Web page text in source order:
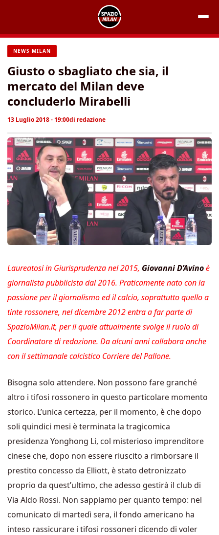
contenuto
NEWS MILAN
Giusto o sbagliato che sia, il
mercato del Milan deve
concluderlo Mirabelli
13 Luglio 2018 - 19:00di redazione
Laureatosi in Giurisprudenza nel 2015, Giovanni D’Avinoè
giornalista pubblicista dal 2016. Praticamente nato con la
passione per il giornalismo ed il calcio, soprattutto quello a
tinte rossonere, nel dicembre 2012 entra a far parte di
SpazioMilan.it, per il quale attualmente svolge il ruolo di
Coordinatore di redazione. Da alcuni anni collabora anche
con il settimanale calcistico Corriere del Pallone.
Bisogna solo attendere. Non possono fare granché
altro i tifosi rossonero in questo particolare momento
storico. L’unica certezza, per il momento, è che dopo
soli quindici mesi è terminata la tragicomica
presidenza Yonghong Li, col misterioso imprenditore
cinese che, dopo non essere riuscito a rimborsare il
prestito concesso da Elliott, è stato detronizzato
proprio da quest’ultimo, che adesso gestirà il club di
Via Aldo Rossi. Non sappiamo per quanto tempo: nel
comunicato di martedì sera, il fondo americano ha
inteso rassicurare i tifosi rossoneri dicendo di voler